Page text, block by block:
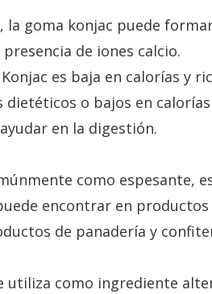
goma konjac puede
de iones calcio.
es baja en calorías y
o bajos en
en la digestión.
como espesante,
encontrar en productos
de panadería y
utiliza como ingrediente